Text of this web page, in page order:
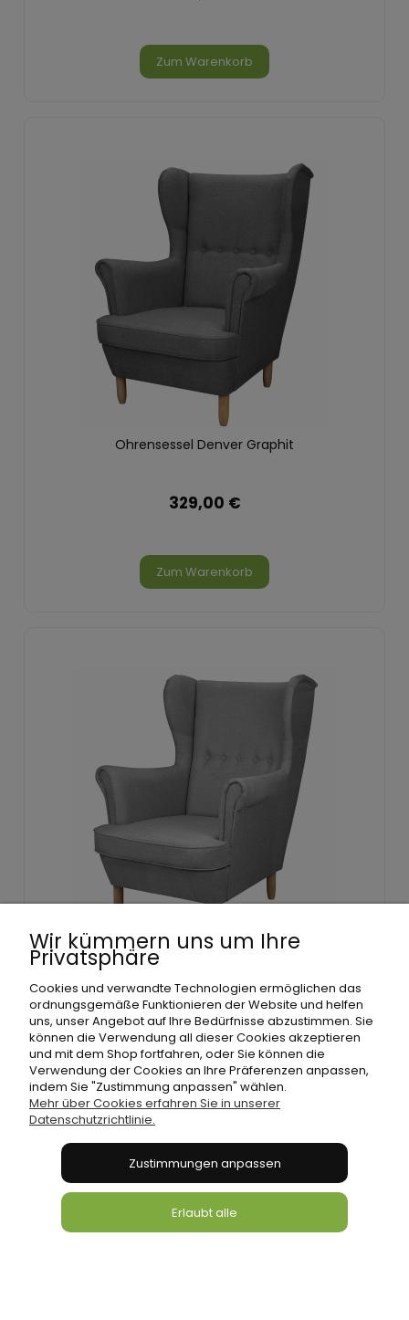
Zum Warenkorb
Ohrensessel Denver Graphit
329,00 €
Zum Warenkorb
Ohrensessel Denver Grau
329,00 €
Zum Warenkorb
Wir kümmern uns um Ihre
Privatsphäre
Cookies und verwandte Technologien ermöglichen das
ordnungsgemäße Funktionieren der Website und helfen
uns, unser Angebot auf Ihre Bedürfnisse abzustimmen. Sie
können die Verwendung all dieser Cookies akzeptieren
und mit dem Shop fortfahren, oder Sie können die
Verwendung der Cookies an Ihre Präferenzen anpassen,
indem Sie "Zustimmung anpassen" wählen.
Mehr über Cookies erfahren Sie in unserer
Datenschutzrichtlinie.
Zustimmungen anpassen
Erlaubt alle